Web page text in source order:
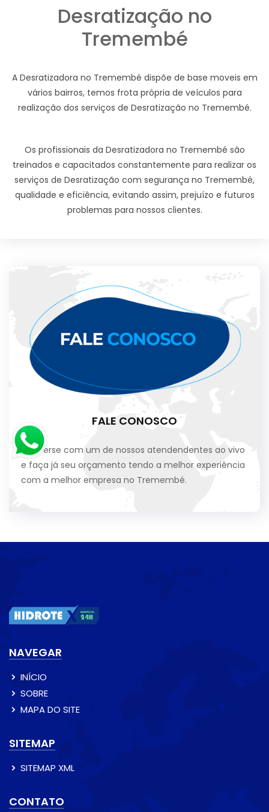
Desratização no
Tremembé
A Desratizadora no Tremembé dispõe de base moveis em
vários bairros, temos frota própria de veículos para
realização dos serviços de Desratização no Tremembé.
Os profissionais da Desratizadora no Tremembé são
treinados e capacitados constantemente para realizar os
serviços de Desratização com segurança no Tremembé,
qualidade e eficiência, evitando assim, prejuízo e futuros
problemas para nossos clientes.
FALE CONOSCO
Converse com um de nossos atendendentes ao vivo
e faça já seu orçamento tendo a melhor experiência
com a melhor empresa no Tremembé.
NAVEGAR
INÍCIO
SOBRE
MAPA DO SITE
SITEMAP
SITEMAP XML
CONTATO